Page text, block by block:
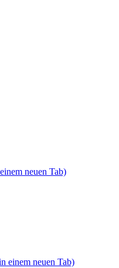
neuen Tab)
einem neuen Tab)